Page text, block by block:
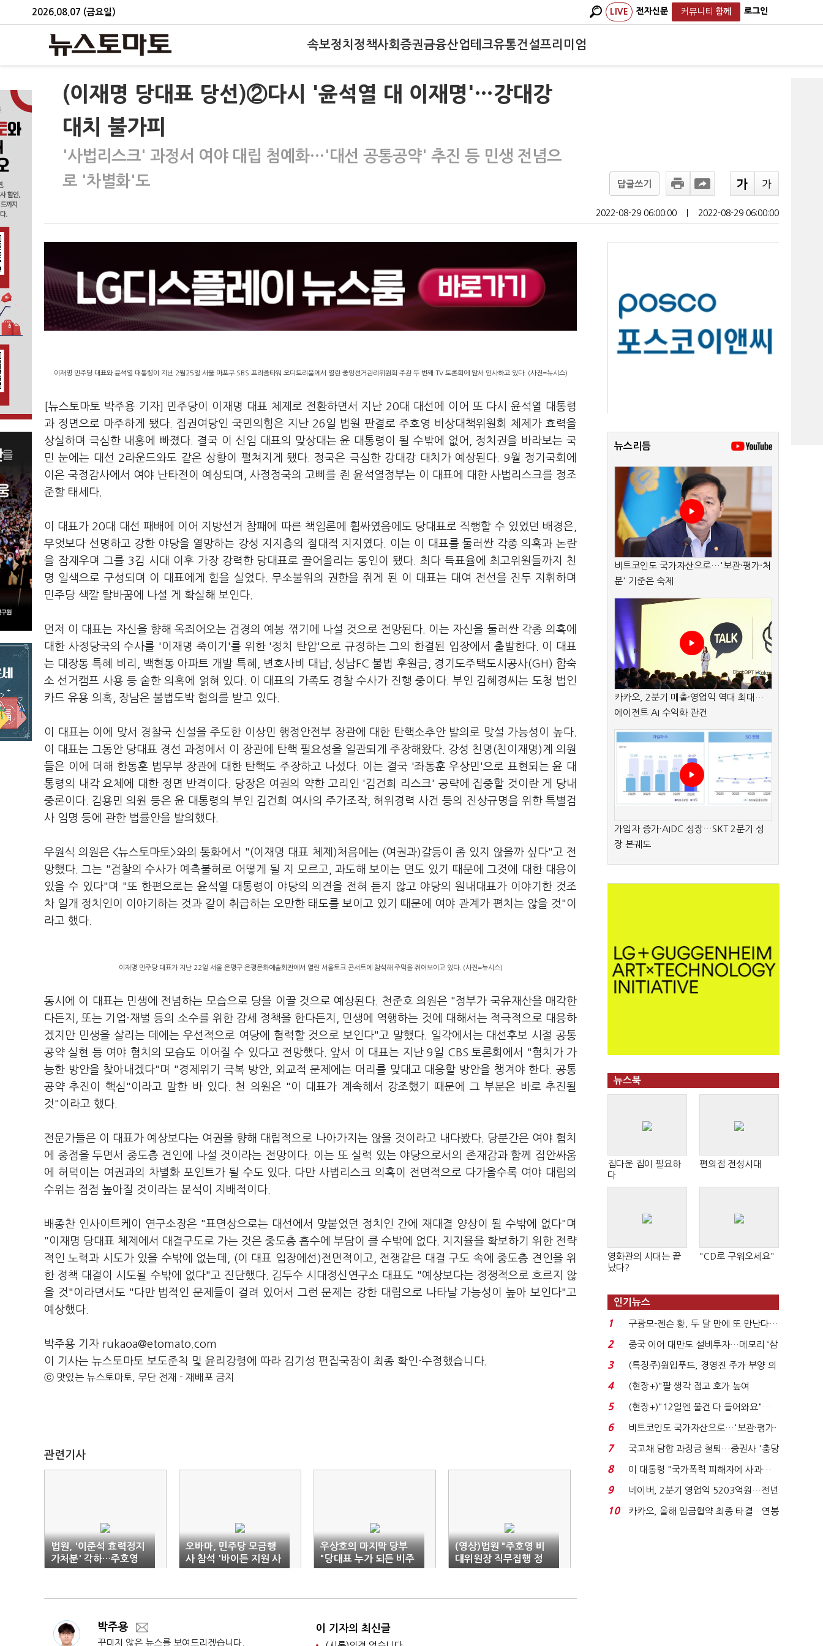
2026.08.07 (금요일) LIVE 전자신문 커뮤니티 함께 로그인
속보정치 정책사회 증권금융산업테크유통건설프리미엄
(이재명 당대표 당선)②다시 '윤석열 대 이재명'…강대강
대치 불가피
'사법리스크' 과정서 여야 대립 첨예화…'대선 공통공약' 추진 등 민생 전념으
로 '차별화'도
답글쓰기
2022-08-29 06:00:00 2022-08-29 06:00:00
이재명 민주당 대표와 윤석열 대통령이 지난 2월25일 서울 마포구 SBS 프리즘타워 오디토리움에서 열린 중앙선거관리위원회 주관 두 번째 TV 토론회에 앞서 인사하고 있다. (사진=뉴시스)
[뉴스토마토 박주용 기자] 민주당이 이재명 대표 체제로 전환하면서 지난 20대 대선에 이어 또 다시 윤석열 대통령
과 정면으로 마주하게 됐다. 집권여당인 국민의힘은 지난 26일 법원 판결로 주호영 비상대책위원회 체제가 효력을
상실하며 극심한 내홍에 빠졌다. 결국 이 신임 대표의 맞상대는 윤 대통령이 될 수밖에 없어, 정치권을 바라보는 국
민 눈에는 대선 2라운드와도 같은 상황이 펼쳐지게 됐다. 정국은 극심한 강대강 대치가 예상된다. 9월 정기국회에
이은 국정감사에서 여야 난타전이 예상되며, 사정정국의 고삐를 죈 윤석열정부는 이 대표에 대한 사법리스크를 정조
준할 태세다.
이 대표가 20대 대선 패배에 이어 지방선거 참패에 따른 책임론에 휩싸였음에도 당대표로 직행할 수 있었던 배경은,
무엇보다 선명하고 강한 야당을 열망하는 강성 지지층의 절대적 지지였다. 이는 이 대표를 둘러싼 각종 의혹과 논란
을 잠재우며 그를 3김 시대 이후 가장 강력한 당대표로 끌어올리는 동인이 됐다. 최다 득표율에 최고위원들까지 친
명 일색으로 구성되며 이 대표에게 힘을 실었다. 무소불위의 권한을 쥐게 된 이 대표는 대여 전선을 진두 지휘하며
민주당 색깔 탈바꿈에 나설 게 확실해 보인다.
먼저 이 대표는 자신을 향해 옥죄어오는 검경의 예봉 꺾기에 나설 것으로 전망된다. 이는 자신을 둘러싼 각종 의혹에
대한 사정당국의 수사를 '이재명 죽이기'를 위한 '정치 탄압'으로 규정하는 그의 한결된 입장에서 출발한다. 이 대표
는 대장동 특혜 비리, 백현동 아파트 개발 특혜, 변호사비 대납, 성남FC 불법 후원금, 경기도주택도시공사(GH) 합숙
소 선거캠프 사용 등 숱한 의혹에 얽혀 있다. 이 대표의 가족도 경찰 수사가 진행 중이다. 부인 김혜경씨는 도청 법인
카드 유용 의혹, 장남은 불법도박 혐의를 받고 있다.
이 대표는 이에 맞서 경찰국 신설을 주도한 이상민 행정안전부 장관에 대한 탄핵소추안 발의로 맞설 가능성이 높다.
이 대표는 그동안 당대표 경선 과정에서 이 장관에 탄핵 필요성을 일관되게 주장해왔다. 강성 친명(친이재명)계 의원
들은 이에 더해 한동훈 법무부 장관에 대한 탄핵도 주장하고 나섰다. 이는 결국 '좌동훈 우상민'으로 표현되는 윤 대
통령의 내각 요체에 대한 정면 반격이다. 당장은 여권의 약한 고리인 '김건희 리스크' 공략에 집중할 것이란 게 당내
중론이다. 김용민 의원 등은 윤 대통령의 부인 김건희 여사의 주가조작, 허위경력 사건 등의 진상규명을 위한 특별검
사 임명 등에 관한 법률안을 발의했다.
우원식 의원은 <뉴스토마토>와의 통화에서 "(이재명 대표 체제)처음에는 (여권과)갈등이 좀 있지 않을까 싶다"고 전
망했다. 그는 "검찰의 수사가 예측불허로 어떻게 될 지 모르고, 과도해 보이는 면도 있기 때문에 그것에 대한 대응이
있을 수 있다"며 "또 한편으로는 윤석열 대통령이 야당의 의견을 전혀 듣지 않고 야당의 원내대표가 이야기한 것조
차 일개 정치인이 이야기하는 것과 같이 취급하는 오만한 태도를 보이고 있기 때문에 여야 관계가 편치는 않을 것"이
라고 했다.
이재명 민주당 대표가 지난 22일 서울 은평구 은평문화예술회관에서 열린 서울토크 콘서트에 참석해 주먹을 쥐어보이고 있다. (사진=뉴시스)
동시에 이 대표는 민생에 전념하는 모습으로 당을 이끌 것으로 예상된다. 천준호 의원은 "정부가 국유재산을 매각한
다든지, 또는 기업·재벌 등의 소수를 위한 감세 정책을 한다든지, 민생에 역행하는 것에 대해서는 적극적으로 대응하
겠지만 민생을 살리는 데에는 우선적으로 여당에 협력할 것으로 보인다"고 말했다. 일각에서는 대선후보 시절 공통
공약 실현 등 여야 협치의 모습도 이어질 수 있다고 전망했다. 앞서 이 대표는 지난 9일 CBS 토론회에서 "협치가 가
능한 방안을 찾아내겠다"며 "경제위기 극복 방안, 외교적 문제에는 머리를 맞대고 대응할 방안을 챙겨야 한다. 공통
공약 추진이 핵심"이라고 말한 바 있다. 천 의원은 "이 대표가 계속해서 강조했기 때문에 그 부분은 바로 추진될
것"이라고 했다.
전문가들은 이 대표가 예상보다는 여권을 향해 대립적으로 나아가지는 않을 것이라고 내다봤다. 당분간은 여야 협치
에 중점을 두면서 중도층 견인에 나설 것이라는 전망이다. 이는 또 실력 있는 야당으로서의 존재감과 함께 집안싸움
에 허덕이는 여권과의 차별화 포인트가 될 수도 있다. 다만 사법리스크 의혹이 전면적으로 다가올수록 여야 대립의
수위는 점점 높아질 것이라는 분석이 지배적이다.
배종찬 인사이트케이 연구소장은 "표면상으로는 대선에서 맞붙었던 정치인 간에 재대결 양상이 될 수밖에 없다"며
"이재명 당대표 체제에서 대결구도로 가는 것은 중도층 흡수에 부담이 클 수밖에 없다. 지지율을 확보하기 위한 전략
적인 노력과 시도가 있을 수밖에 없는데, (이 대표 입장에선)전면적이고, 전쟁같은 대결 구도 속에 중도층 견인을 위
한 정책 대결이 시도될 수밖에 없다"고 진단했다. 김두수 시대정신연구소 대표도 "예상보다는 정쟁적으로 흐르지 않
을 것"이라면서도 "다만 법적인 문제들이 걸려 있어서 그런 문제는 강한 대립으로 나타날 가능성이 높아 보인다"고
예상했다.
박주용 기자 rukaoa@etomato.com
이 기사는 뉴스토마토 보도준칙 및 윤리강령에 따라 김기성 편집국장이 최종 확인·수정했습니다.
ⓒ 맛있는 뉴스토마토, 무단 전재 - 재배포 금지
관련기사
법원, '이준석 효력정지
가처분' 각하…주호영
비대위원장 직무는 정지
오바마, 민주당 모금행
사 참석 '바이든 지원 사
격'
우상호의 마지막 당부
"당대표 누가 되든 비주
류와 소통 최우선해야"
(영상)법원 "주호영 비
대위원장 직무집행 정
지"(종합)
박주용
꾸미지 않은 뉴스를 보여드리겠습니다.
이 기자의 최신글
뉴스리듬
비트코인도 국가자산으로…'보관·평가·처
분' 기준은 숙제
카카오, 2분기 매출·영업익 역대 최대…
에이전트 AI 수익화 관건
가입자 증가·AIDC 성장…SKT 2분기 성
장 본궤도
뉴스북
집다운 집이 필요하
다
편의점 전성시대
영화관의 시대는 끝
났다?
"CD로 구워오세요"
인기뉴스
1
구광모-젠슨 황, 두 달 만에 또 만난다…
로봇·AI 등 논...
2
중국 이어 대만도 설비투자…메모리 ‘삼
국전쟁’
3
(특징주)윙입푸드, 경영진 주가 부양 의
지에 상한가...
4
(현장+)"팔 생각 접고 호가 높여
요"…'덜 똘똘한 한 채' 20...
5
(현장+)"12일엔 물건 다 들어와요"…
빈 매대 채우며 문 연 ...
6
비트코인도 국가자산으로…'보관·평가·
처분' 기준은 ...
7
국고채 담합 과징금 철퇴…증권사 '충당
금 폭탄' 우려...
8
이 대통령 "국가폭력 피해자에 사과…
적극적 조사로 진...
9
네이버, 2분기 영업익 5203억원…전년
비 0.2% 감소...
10
카카오, 올해 임금협약 최종 타결…연봉